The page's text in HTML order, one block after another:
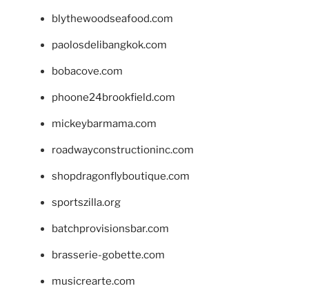
blythewoodseafood.com
paolosdelibangkok.com
bobacove.com
phoone24brookfield.com
mickeybarmama.com
roadwayconstructioninc.com
shopdragonflyboutique.com
sportszilla.org
batchprovisionsbar.com
brasserie-gobette.com
musicrearte.com